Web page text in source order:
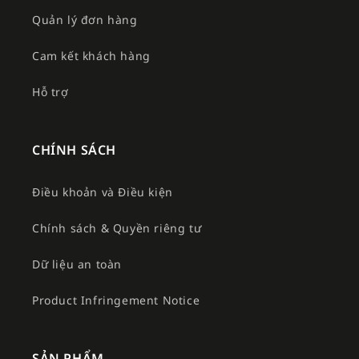
Quản lý đơn hàng
Cam kết khách hàng
Hỗ trợ
CHÍNH SÁCH
Điều khoản và Điều kiện
Chính sách & Quyền riêng tư
Dữ liệu an toàn
Product Infringement Notice